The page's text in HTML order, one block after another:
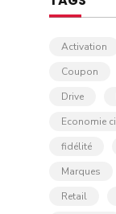
Activation
Coupon
Drive
Economie
fidélité
Marques
Retail